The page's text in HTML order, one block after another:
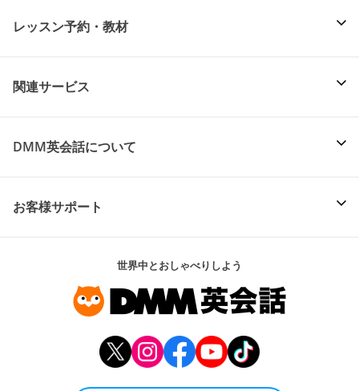
レッスン予約・教材
関連サービス
DMM英会話について
お客様サポート
世界中とおしゃべりしよう